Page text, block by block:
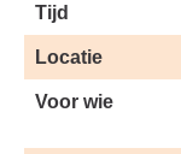
Tijd
Locatie
Voor wie